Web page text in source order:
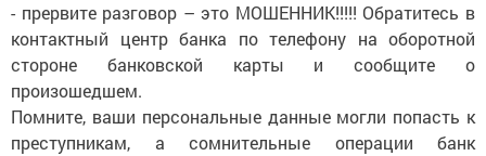
- прервите разговор – это МОШЕННИК!!!!! Обратитесь в
контактный центр банка по телефону на оборотной
стороне банковской карты и сообщите о
произошедшем.
Помните, ваши персональные данные могли попасть к
преступникам, а сомнительные операции банк